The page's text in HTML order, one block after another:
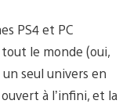
PS4 et PC
le monde (oui,
seul univers en
à l’infini, et la